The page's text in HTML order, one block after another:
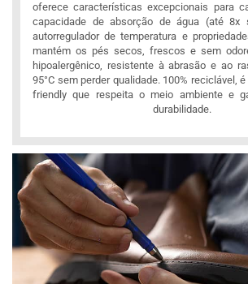
oferece características excepcionais para
capacidade de absorção de água (até 8x
autorregulador de temperatura e
mantém os pés secos, frescos e sem
hipoalergênico, resistente à abrasão e ao
95°C sem perder qualidade. 100% reciclável,
friendly que respeita o meio ambiente e
durabilidade.